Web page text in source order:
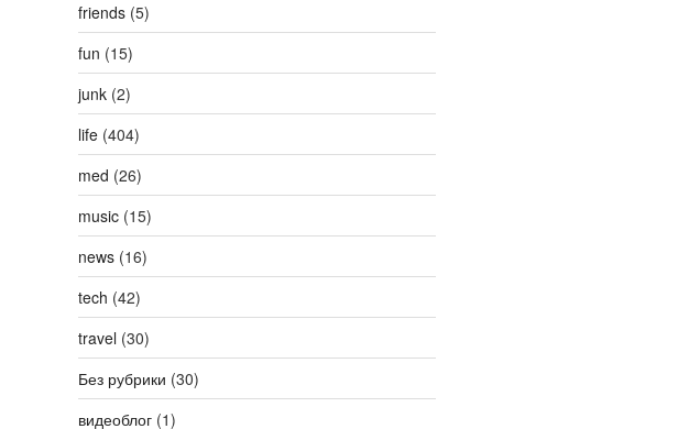
friends(5)
fun (15)
junk(2)
life(404)
med (26)
music(15)
news(16)
tech (42)
travel(30)
Без рубрики (30)
видеоблог(1)